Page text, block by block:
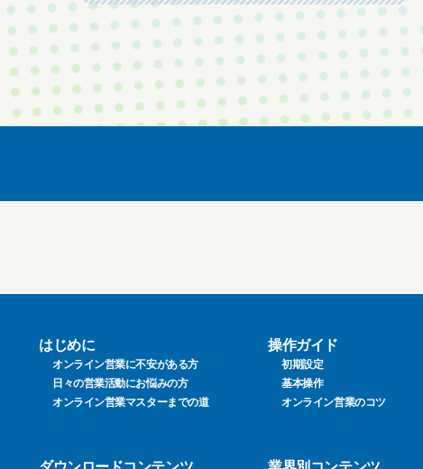
はじめに
オンライン営業に不安がある方
日々の営業活動にお悩みの方
オンライン営業マスターまでの道
操作ガイド
初期設定
基本操作
オンライン営業のコツ